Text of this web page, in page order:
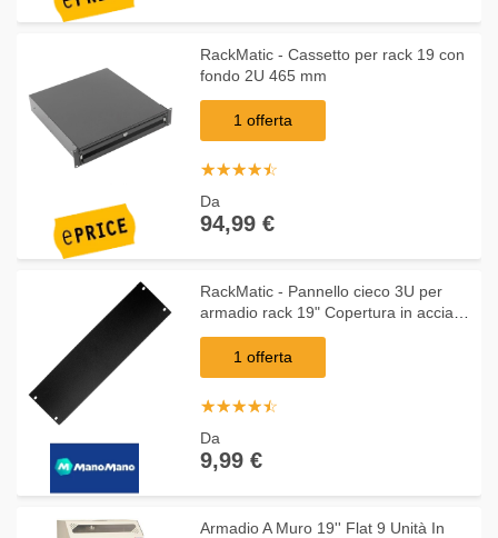
RackMatic - Cassetto per rack 19 con
fondo 2U 465 mm
1 offerta
☆☆☆☆☆
★★★★★
Da
94,99 €
RackMatic - Pannello cieco 3U per
armadio rack 19" Copertura in acciaio
nero
1 offerta
☆☆☆☆☆
★★★★★
Da
9,99 €
Armadio A Muro 19'' Flat 9 Unità In